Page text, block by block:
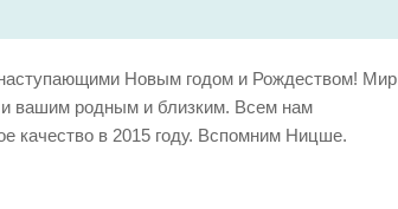
Новым годом и Рождеством! Мир
вашим родным и близким. Всем нам
качество в 2015 году. Вспомним Ницше.